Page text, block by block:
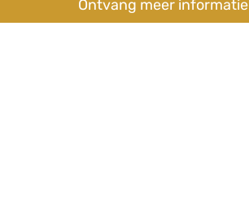
Ontvang meer informatie